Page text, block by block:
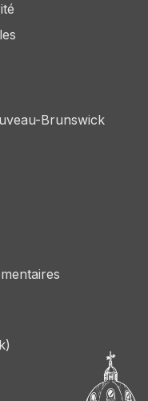
Brunswick